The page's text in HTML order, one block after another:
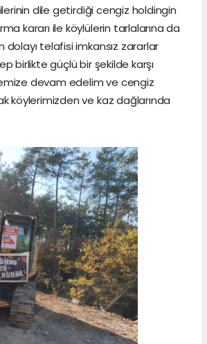
dile getirdiği cengiz holdingin
kararı ile köylülerin tarlalarına da
dolayı telafisi imkansız zararlar
birlikte güçlü bir şekilde karşı
devam edelim ve cengiz
köylerimizden ve kaz dağlarında